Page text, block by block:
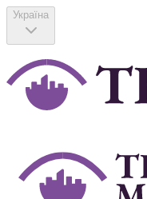
Україна